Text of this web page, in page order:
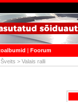
| Foorum
Šveits > Valais ralli